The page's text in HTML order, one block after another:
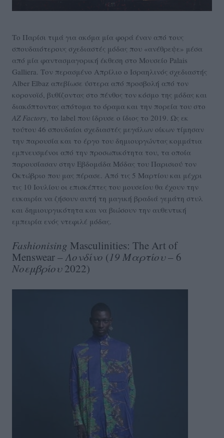
Το Παρίσι τιμά για ακόμα μία φορά έναν από τους
σπουδαιότερους σχεδιαστές μόδας που «ανέθρεψε» μέσα
από μία φαντασμαγορική έκθεση στο Μουσείο Palais
Galliera. Τον περασμένο Απρίλιο ο Ισραηλινός σχεδιαστής
Alber Elbaz απεβίωσε ύστερα από προσβολή από τον
κορονοϊό, βυθίζοντας στο πένθος τον κόσμο της μόδας και
διακόπτοντας απότομα το όραμα και την πορεία του στο
AZ Factory , το label που ίδρυσε ο ίδιος το 2019. Ως εκ
τούτου 46 σπουδαίοι σχεδιαστές μεγάλων οίκων τίμησαν
την παρουσία και το έργο του δημιουργώντας κομμάτια
εμπνευσμένοι από την προσωπικότητα του, τα οποία
παρουσίασαν στην Εβδομάδα Μόδας του Παρισιού τον
Οκτώβριο που μας πέρασε. Από τις 5 Μαρτίου και μέχρι
τις 10 Ιουλίου οι επισκέπτες του μουσείου θα έχουν την
ευκαιρία να ζήσουν αυτή τη μαγική βραδιά γεμάτη στυλ
και δημιουργικότητα και να βιώσουν την αυθεντική
εμπειρία ενός ντεφιλέ μόδας.
Fashionising Masculinities: The Art of
Menswear –Λονδίνο (19 Μαρτίου– 6
Νοεμβρίου2022)